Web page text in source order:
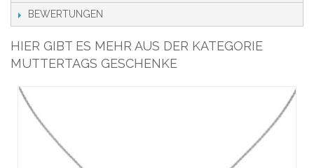
BEWERTUNGEN
HIER GIBT ES MEHR AUS DER KATEGORIE
MUTTERTAGS GESCHENKE